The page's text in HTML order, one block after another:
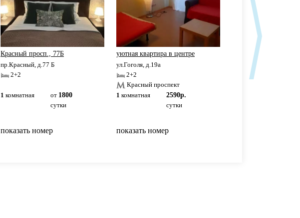
Красный просп., 77Б
пр.Красный, д.77 Б
2+2
1 комнатная от 1800
сутки
показать номер
уютная квартира в центре
ул.Гоголя, д.19а
2+2
Красный проспект
1 комнатная
2590р.
сутки
показать номер
Уютная, чистая
ул.Советская, д.50
2+2